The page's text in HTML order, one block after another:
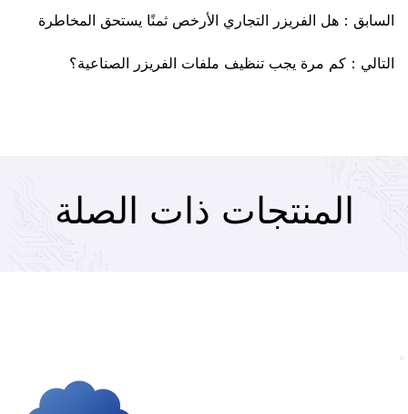
السابق：هل الفريزر التجاري الأرخص ثمنًا يستحق المخاطرة
التالي：كم مرة يجب تنظيف ملفات الفريزر الصناعية؟
المنتجات ذات الصلة